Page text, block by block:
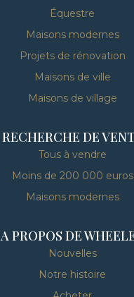
Équestre
Maisons modernes
Projets de rénovation
Maisons de ville
Maisons de village
RECHERCHE DE
Tous à vendre
Moins de 200 000 euros
Maisons modernes
A PROPOS DE
Nouvelles
Notre histoire